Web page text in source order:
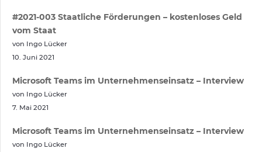
#2021-003 Staatliche Förderungen – kostenloses Geld
vom Staat
von Ingo Lücker
10. Juni 2021
Microsoft Teams im Unternehmenseinsatz – Interview
von Ingo Lücker
7. Mai 2021
Microsoft Teams im Unternehmenseinsatz – Interview
von Ingo Lücker